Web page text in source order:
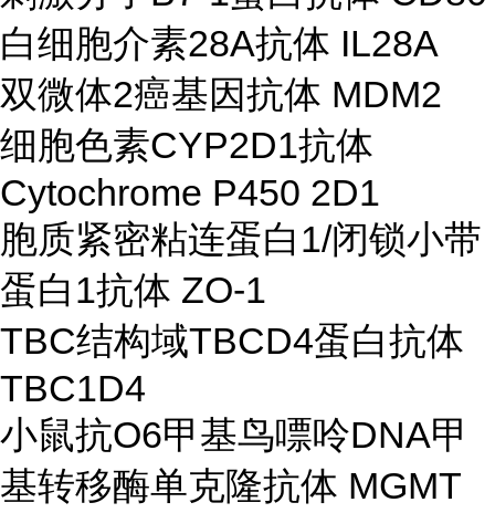
白细胞介素28A抗体 IL28A
双微体2癌基因抗体 MDM2
细胞色素CYP2D1抗体
Cytochrome P450 2D1
胞质紧密粘连蛋白1/闭锁小带
蛋白1抗体 ZO-1
TBC结构域TBCD4蛋白抗体
TBC1D4
小鼠抗O6甲基鸟嘌呤DNA甲
基转移酶单克隆抗体 MGMT